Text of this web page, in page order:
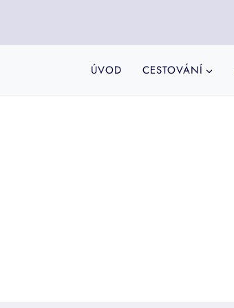
ÚVOD CESTOVÁNÍ